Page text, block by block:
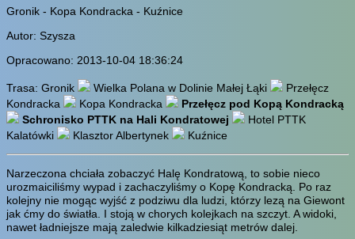
Gronik - Kopa Kondracka - Kuźnice
Autor: Szysza
Opracowano: 2013-10-04 18:36:24
Trasa: Gronik Wielka Polana w Dolinie Małej Łąki
Przełęcz
Kondracka
Kopa Kondracka
Przełęcz pod Kopą Kondracką
Schronisko PTTK na Hali Kondratowej
Hotel PTTK
Kalatówki
Klasztor Albertynek Kuźnice
Narzeczona chciała zobaczyć Halę Kondratową, to sobie nieco
urozmaiciliśmy wypad i zachaczyliśmy o Kopę Kondracką. Po raz
kolejny nie mogąc wyjść z podziwu dla ludzi, którzy lezą na Giewont
jak ćmy do światła. I stoją w chorych kolejkach na szczyt. A widoki,
nawet ładniejsze mają zaledwie kilkadziesiąt metrów dalej.